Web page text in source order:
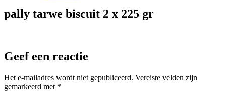
pally tarwe biscuit 2 x 225 gr
Geef een reactie
Het e-mailadres wordt niet gepubliceerd. Vereiste velden zijn
gemarkeerd met *